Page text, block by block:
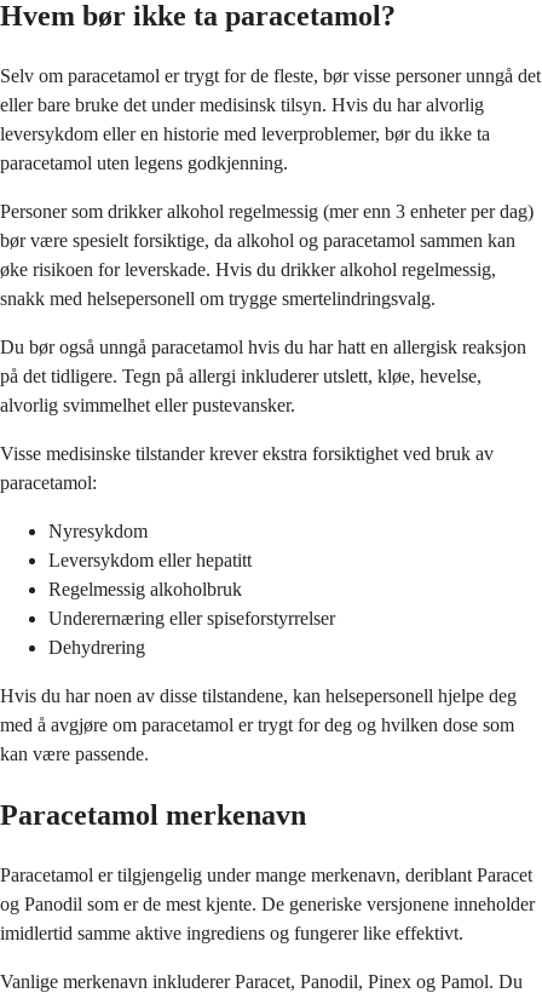
Hvem bør ikke ta paracetamol?
Selv om paracetamol er trygt for de fleste, bør visse personer unngå det
eller bare bruke det under medisinsk tilsyn. Hvis du har alvorlig
leversykdom eller en historie med leverproblemer, bør du ikke ta
paracetamol uten legens godkjenning.
Personer som drikker alkohol regelmessig (mer enn 3 enheter per dag)
bør være spesielt forsiktige, da alkohol og paracetamol sammen kan
øke risikoen for leverskade. Hvis du drikker alkohol regelmessig,
snakk med helsepersonell om trygge smertelindringsvalg.
Du bør også unngå paracetamol hvis du har hatt en allergisk reaksjon
på det tidligere. Tegn på allergi inkluderer utslett, kløe, hevelse,
alvorlig svimmelhet eller pustevansker.
Visse medisinske tilstander krever ekstra forsiktighet ved bruk av
paracetamol:
Nyresykdom
Leversykdom eller hepatitt
Regelmessig alkoholbruk
Underernæring eller spiseforstyrrelser
Dehydrering
Hvis du har noen av disse tilstandene, kan helsepersonell hjelpe deg
med å avgjøre om paracetamol er trygt for deg og hvilken dose som
kan være passende.
Paracetamol merkenavn
Paracetamol er tilgjengelig under mange merkenavn, deriblant Paracet
og Panodil som er de mest kjente. De generiske versjonene inneholder
imidlertid samme aktive ingrediens og fungerer like effektivt.
Vanlige merkenavn inkluderer Paracet, Panodil, Pinex og Pamol. Du